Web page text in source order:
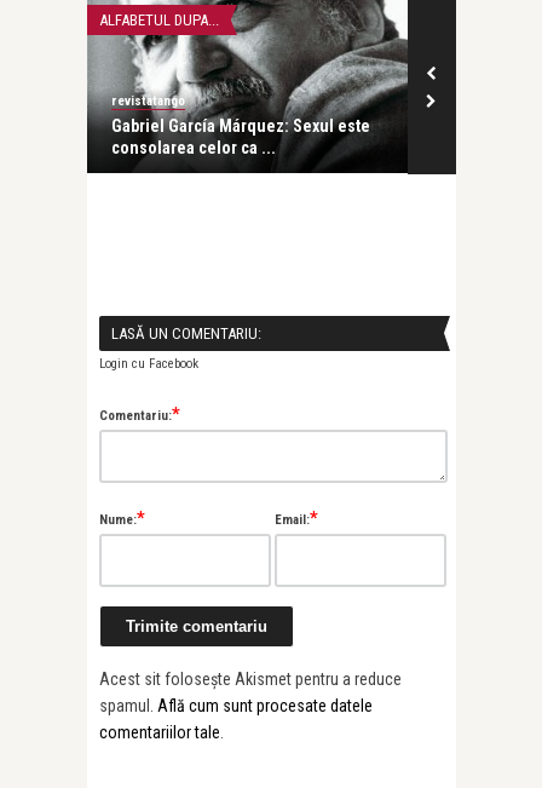
ALFABETUL DUPA...
revistatango
Gabriel García Márquez: Sexul este
consolarea celor ca ...
LASĂ UN COMENTARIU:
Login cu Facebook
Comentariu:*
Nume:* Email:*
Acest sit folosește Akismet pentru a reduce
spamul. Află cum sunt procesate datele
comentariilor tale